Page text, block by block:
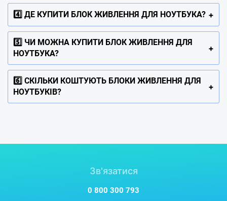
4️⃣ ДЕ КУПИТИ БЛОК ЖИВЛЕННЯ ДЛЯ НОУТБУКА?
5️⃣ ЧИ МОЖНА КУПИТИ БЛОК ЖИВЛЕННЯ ДЛЯ
НОУТБУКА?
6️⃣ СКІЛЬКИ КОШТУЮТЬ БЛОКИ ЖИВЛЕННЯ ДЛЯ
НОУТБУКІВ?
Зв'язатися
0 800 300 793